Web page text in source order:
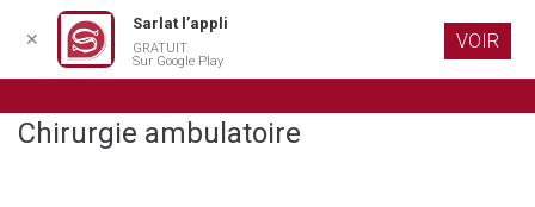
contenu
Chirurgie ambulatoire
✕
Sarlat l’appli
GRATUIT
Sur Google Play
VOIR